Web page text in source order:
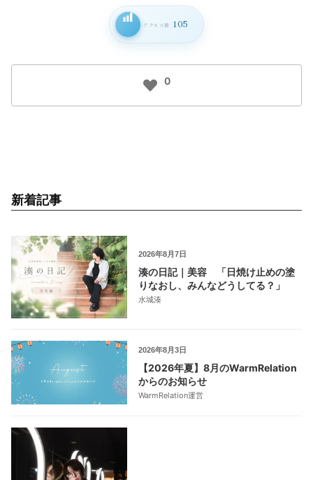
アクセス数 105
0
新着記事
2026年8月7日
湊の日記｜美容 「日焼け止めの塗
りなおし、みんなどうしてる？」
水城湊
2026年8月3日
【2026年夏】8月のWarmRelation
からのお知らせ
WarmRelation運営